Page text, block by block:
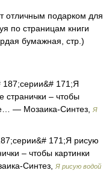
отличным подарком для
по страницам книги
бумажная, стр.)
187;серии&# 171;Я
странички – чтобы
— Мозаика-Синтез,
Я
171;Я рисую
– чтобы картинки
Синтез,
Я рисую водой